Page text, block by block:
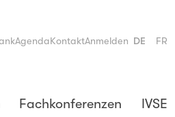
AgendaKontaktAnmelden DE FR
Fachkonferenzen IVSE